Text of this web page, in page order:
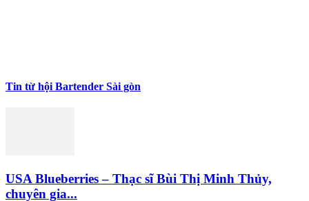
Tin từ hội Bartender Sài gòn
USA Blueberries – Thạc sĩ Bùi Thị Minh Thủy,
chuyên gia...